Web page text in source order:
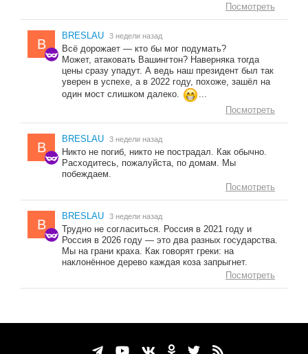
Посмотреть
B
BRESLAU 3 недели назад
Всё дорожает — кто бы мог подумать?
Может, атаковать Вашингтон? Наверняка тогда
цены сразу упадут. А ведь наш президент был так
уверен в успехе, а в 2022 году, похоже, зашёл на
один мост слишком далеко.
...
Посмотреть
B
BRESLAU 3 недели назад
Никто не погиб, никто не пострадал. Как обычно.
Расходитесь, пожалуйста, по домам. Мы
побеждаем.
Посмотреть
B
BRESLAU 3 недели назад
Трудно не согласиться. Россия в 2021 году и
Россия в 2026 году — это два разных государства.
Мы на грани краха. Как говорят греки: на
наклонённое дерево каждая коза запрыгнет.
Посмотреть